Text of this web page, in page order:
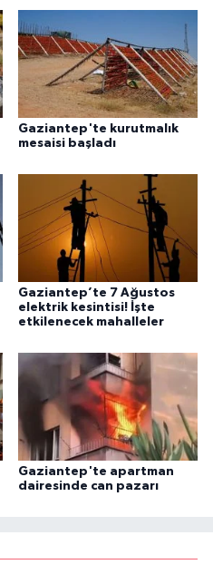
Gaziantep'te kurutmalık
mesaisi başladı
Gaziantep’te 7 Ağustos
elektrik kesintisi! İşte
etkilenecek mahalleler
Gaziantep'te apartman
dairesinde can pazarı